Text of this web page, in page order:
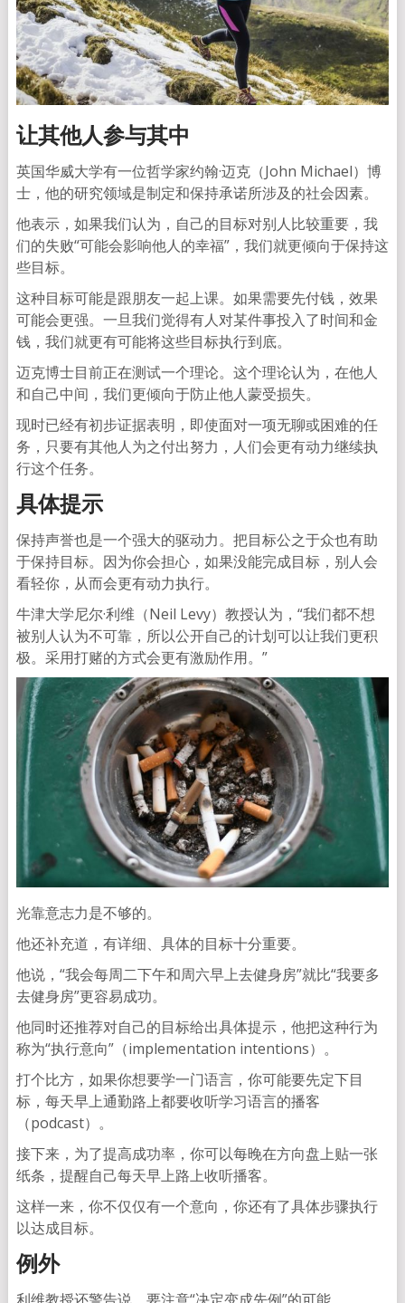
让其他人参与其中
英国华威大学有一位哲学家约翰·迈克（John Michael）博
士，他的研究领域是制定和保持承诺所涉及的社会因素。
他表示，如果我们认为，自己的目标对别人比较重要，我
们的失败“可能会影响他人的幸福”，我们就更倾向于保持这
些目标。
这种目标可能是跟朋友一起上课。如果需要先付钱，效果
可能会更强。一旦我们觉得有人对某件事投入了时间和金
钱，我们就更有可能将这些目标执行到底。
迈克博士目前正在测试一个理论。这个理论认为，在他人
和自己中间，我们更倾向于防止他人蒙受损失。
现时已经有初步证据表明，即使面对一项无聊或困难的任
务，只要有其他人为之付出努力，人们会更有动力继续执
行这个任务。
具体提示
保持声誉也是一个强大的驱动力。把目标公之于众也有助
于保持目标。因为你会担心，如果没能完成目标，别人会
看轻你，从而会更有动力执行。
牛津大学尼尔·利维（Neil Levy）教授认为，“我们都不想
被别人认为不可靠，所以公开自己的计划可以让我们更积
极。采用打赌的方式会更有激励作用。”
光靠意志力是不够的。
他还补充道，有详细、具体的目标十分重要。
他说，“我会每周二下午和周六早上去健身房”就比“我要多
去健身房”更容易成功。
他同时还推荐对自己的目标给出具体提示，他把这种行为
称为“执行意向”（implementation intentions）。
打个比方，如果你想要学一门语言，你可能要先定下目
标，每天早上通勤路上都要收听学习语言的播客
（podcast）。
接下来，为了提高成功率，你可以每晚在方向盘上贴一张
纸条，提醒自己每天早上路上收听播客。
这样一来，你不仅仅有一个意向，你还有了具体步骤执行
以达成目标。
例外